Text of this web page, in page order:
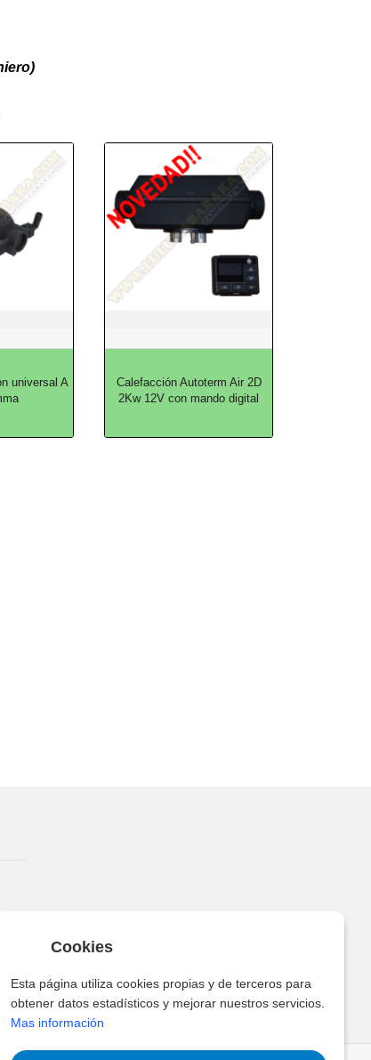
universal A
Calefacción Autoterm Air 2D
2Kw 12V con mando digital
Cookies
Esta página utiliza cookies propias y de terceros para
obtener datos estadísticos y mejorar nuestros servicios.
Mas información